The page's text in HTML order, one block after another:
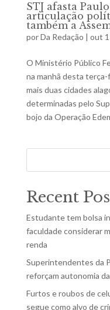
STJ afasta
articulação
também a
porDa Redação | out
O Ministério Público
na manhã desta terça-
mais duas cidades
determinadas pelo
bojo da Operação
Recent
Estudante tem bolsa
faculdade considerar
renda
Superintendentes da
reforçam autonomia
Furtos e roubos de
segue como alvo de